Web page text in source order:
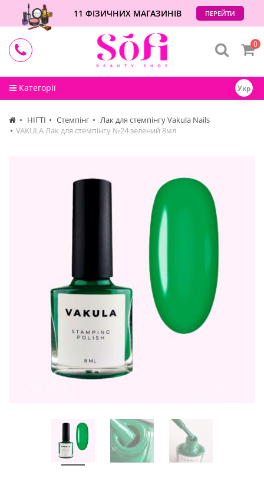
11 ФІЗИЧНИХ МАГАЗИНІВ ПЕРЕЙТИ
Категорії Укр
0
НІГТІ Стемпінг
Лак для стемпінгу Vakula Nails
VAKULA Лак для стемпінгу №24 зелений 8мл